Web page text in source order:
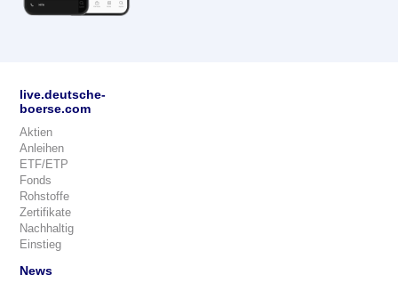
live.deutsche-
boerse.com
Aktien
Anleihen
ETF/ETP
Fonds
Rohstoffe
Zertifikate
Nachhaltig
Einstieg
News